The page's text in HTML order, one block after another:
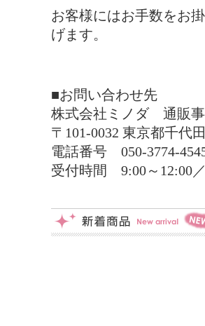
お客様にはお手数をお
げます。
■お問い合わせ先
株式会社ミノダ 通販
〒101-0032 東京都千
電話番号 050-3774-
受付時間 9:00～12:00